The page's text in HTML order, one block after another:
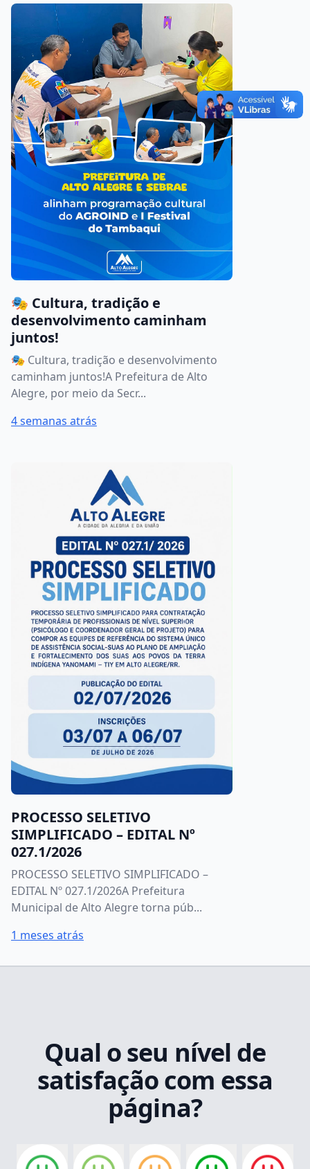
🎭 Cultura, tradição e
desenvolvimento caminham
juntos!
🎭 Cultura, tradição e desenvolvimento
caminham juntos!A Prefeitura de Alto
Alegre, por meio da Secr...
4 semanas atrás
PROCESSO SELETIVO
SIMPLIFICADO – EDITAL Nº
027.1/2026
PROCESSO SELETIVO SIMPLIFICADO –
EDITAL Nº 027.1/2026A Prefeitura
Municipal de Alto Alegre torna púb...
1 meses atrás
Qual o seu nível de
satisfação com essa
página?